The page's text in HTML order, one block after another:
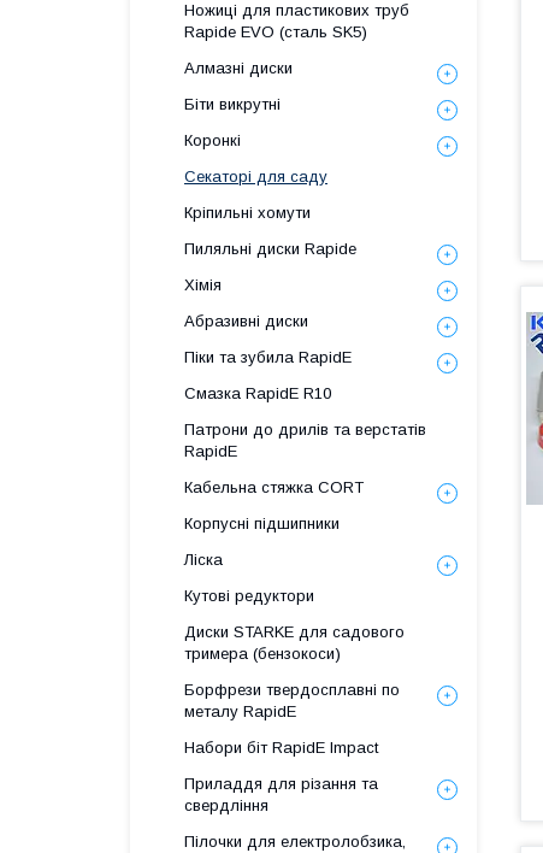
Ножиці для пластикових труб
Rapide EVO (сталь SK5)
Алмазні диски
Біти викрутні
Коронкі
Секаторі для саду
Кріпильні хомути
Пиляльні диски Rapide
Хімія
Абразивні диски
Піки та зубила RapidE
Смазка RapidE R10
Патрони до дрилів та верстатів
RapidE
Кабельна стяжка СORT
Корпусні підшипники
Ліска
Кутові редуктори
Диски STARKE для садового
тримера (бензокоси)
Борфрези твердосплавні по
металу RapidE
Набори біт RapidE Impact
Приладдя для різання та
свердління
Пілочки для електролобзика,